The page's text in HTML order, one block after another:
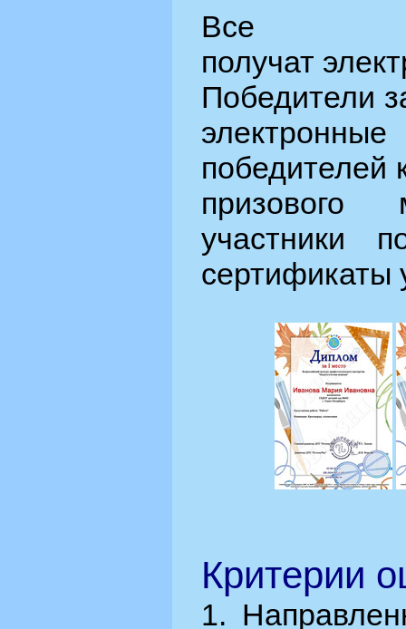
Все
получат
Победители
победителей
призового
участники
сертификаты
Критерии
1.